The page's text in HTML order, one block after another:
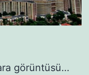
görüntüsü…